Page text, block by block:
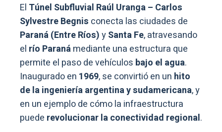
El Túnel Subfluvial Raúl Uranga – Carlos
Sylvestre Begnis conecta las ciudades de
Paraná (Entre Ríos)ySanta Fe, atravesando
el río Paranámediante una estructura que
permite el paso de vehículos bajo el agua.
Inaugurado en 1969, se convirtió en un hito
de la ingeniería argentina y sudamericana, y
en un ejemplo de cómo la infraestructura
puede revolucionar la conectividad regional.